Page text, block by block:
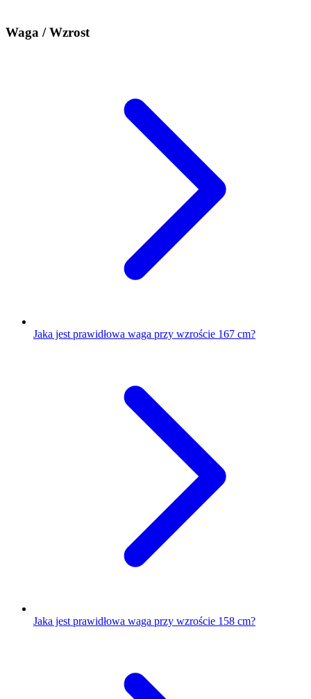
Waga / Wzrost
Jaka jest prawidłowa waga przy wzroście 167 cm?
Jaka jest prawidłowa waga przy wzroście 158 cm?